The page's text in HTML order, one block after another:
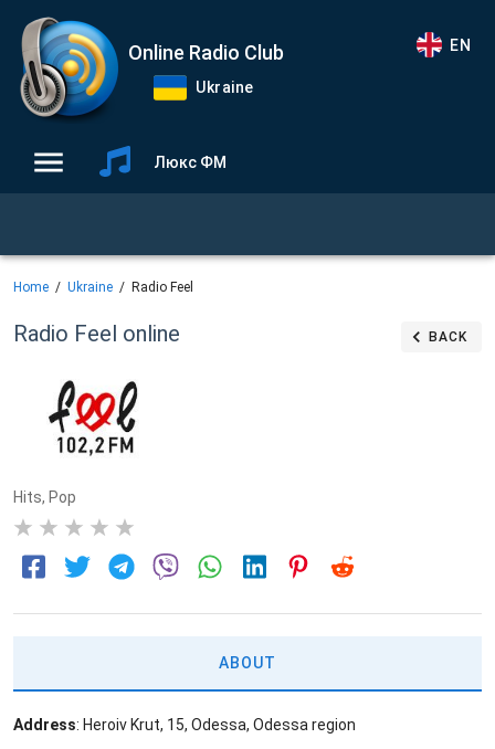
Online Radio Club
Ukraine
EN
Люкс ФМ
Home Ukraine Radio Feel
Radio Feel online BACK
Hits, Pop
ABOUT
Address: Heroiv Krut, 15, Odessa, Odessa region